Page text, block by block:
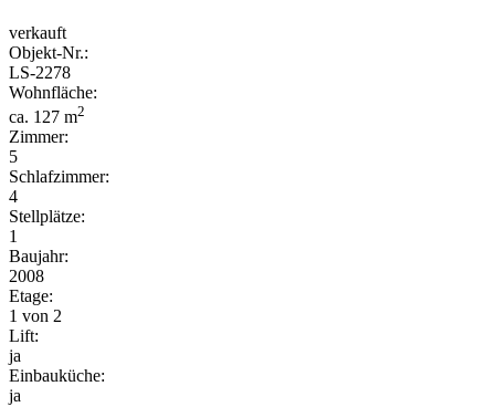
verkauft
Objekt-Nr.:
LS-2278
Wohnfläche:
ca. 127 m2
Zimmer:
5
Schlafzimmer:
4
Stellplätze:
1
Baujahr:
2008
Etage:
1 von 2
Lift:
ja
Einbauküche:
ja